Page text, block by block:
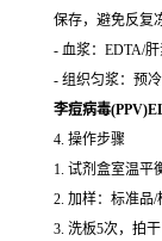
保存，避免反复
- 血浆：EDTA/
- 组织匀浆：预
李痘病毒
4. 操作步骤
1. 试剂盒室温平
2. 加样：标准
3. 洗板5次，拍